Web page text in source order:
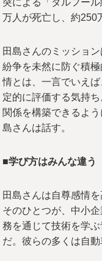
突による「ダルフー
万人が死亡し、約250
田島さんのミッショ
紛争を未然に防ぐ積
情とは、一言でいえ
定的に評価する気持
関係を構築できるよ
島さんは話す。
■学び方はみんな違う
田島さんは自尊感情
そのひとつが、中小
務を通じて技術を学
だ。彼らの多くは自